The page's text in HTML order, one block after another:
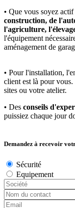
• Que vous soyez
construction, de
l'agriculture,
l'équipement
aménagement de
• Pour l'installation,
client est là pour
sites ou votre atelier.
• Des conseils
puissiez chaque jour
Demandez à recevoir
Sécurité
Equipement